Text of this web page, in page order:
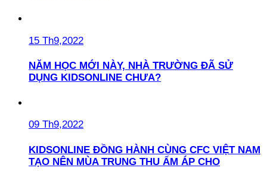
15 Th9,2022
NĂM HỌC MỚI NÀY, NHÀ TRƯỜNG ĐÃ SỬ
DỤNG KIDSONLINE CHƯA?
09 Th9,2022
KIDSONLINE ĐỒNG HÀNH CÙNG CFC VIỆT NAM
TẠO NÊN MÙA TRUNG THU ẤM ÁP CHO